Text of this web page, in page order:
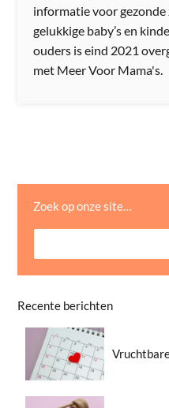
informatie voor gezonde
gelukkige baby’s en
ouders is eind 2021
met Meer Voor Mama's.
Zoek op onze site…
Recente berichten